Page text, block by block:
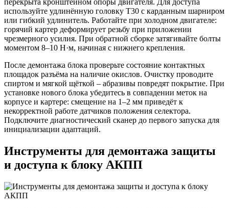
перекрыта кронштейном опоры двигателя. Для доступа
используйте удлинённую головку T30 с карданным шарниром
или гибкий удлинитель. Работайте при холодном двигателе:
горячий картер деформирует резьбу при приложении
чрезмерного усилия. При обратной сборке затягивайте болты
моментом 8–10 Н·м, начиная с нижнего крепления.
После демонтажа блока проверьте состояние контактных
площадок разъёма на наличие окислов. Очистку проводите
спиртом и мягкой щёткой – абразивы повредят покрытие. При
установке нового блока убедитесь в совпадении меток на
корпусе и картере: смещение на 1–2 мм приведёт к
некорректной работе датчиков положения селектора.
Подключите диагностический сканер до первого запуска для
инициализации адаптаций.
Инструменты для демонтажа защиты
и доступа к блоку АКПП